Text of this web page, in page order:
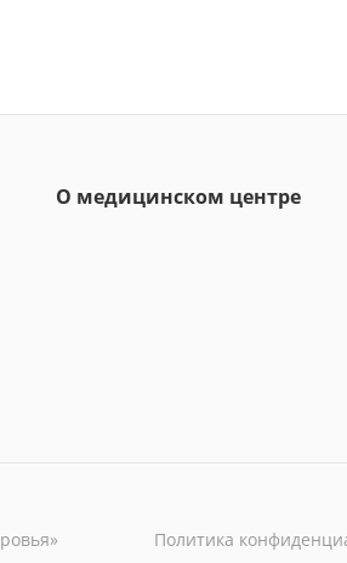
О медицинском центре
Политика